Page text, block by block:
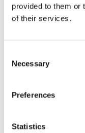
provided to them or
of their services.
Selection
Necessary
Preferences
Statistics
Related